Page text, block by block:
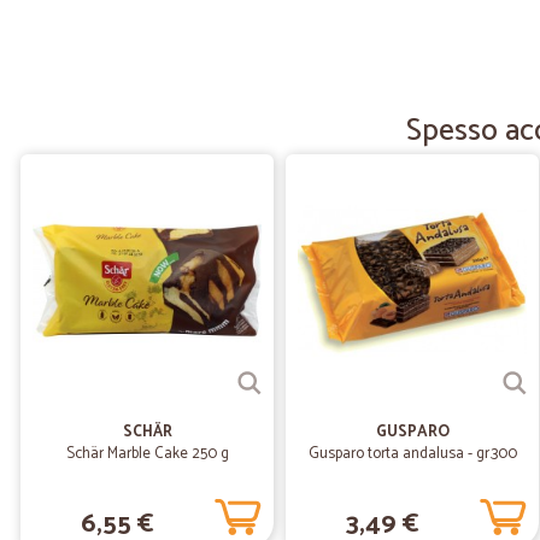
Spesso
SCHÄR
Schär Marble Cake 250 g
6,55 €
GUSPARO
Gusparo torta andalusa - gr.300
3,49 €